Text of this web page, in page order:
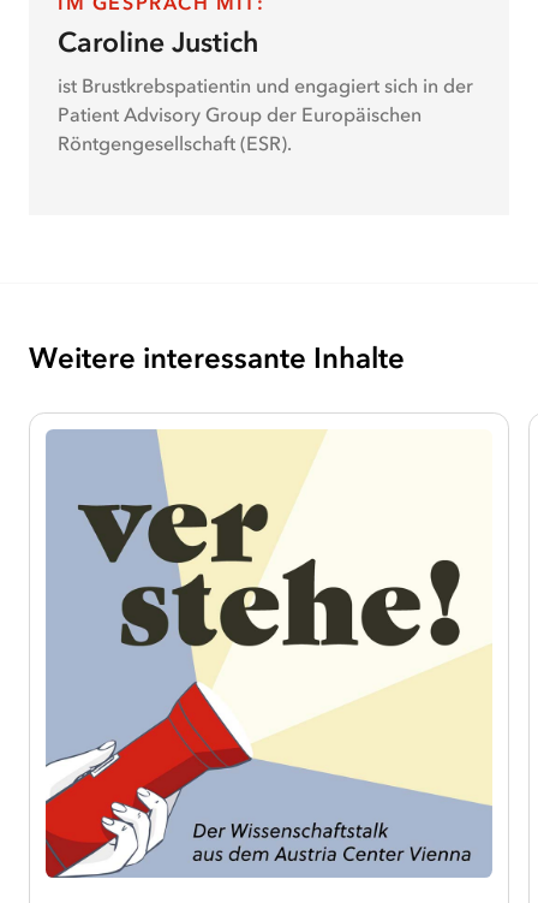
Caroline Justich
ist Brustkrebspatientin und engagiert sich in der
Patient Advisory Group der Europäischen
Röntgengesellschaft (ESR).
Weitere interessante Inhalte